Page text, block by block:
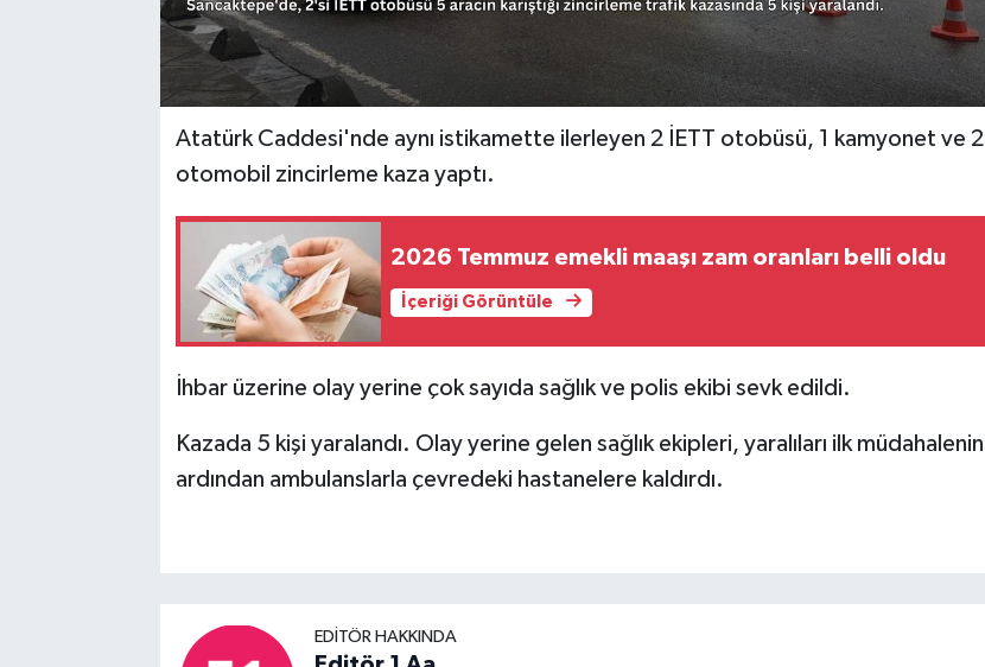
Atatürk Caddesi'nde aynı istikamette ilerleyen 2 İETT otobüsü, 1 kamyonet ve 2
otomobil zincirleme kaza yaptı.
2026 Temmuz emekli maaşı zam oranları belli oldu
İçeriği Görüntüle
İhbar üzerine olay yerine çok sayıda sağlık ve polis ekibi sevk edildi.
Kazada 5 kişi yaralandı. Olay yerine gelen sağlık ekipleri, yaralıları ilk müdahalenin
ardından ambulanslarla çevredeki hastanelere kaldırdı.
EDITÖR HAKKINDA